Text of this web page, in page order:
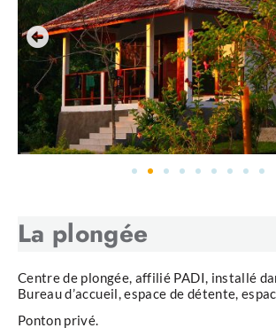
Chaque plongée offre la possibilité
quelque chose de nouveau, qu’il
créatures cachées dans les recoins
grands pélagiques nageant dans le
La plongée
Centre de plongée, affilié PADI, installé
Bureau d’accueil, espace de détente,
Ponton privé.